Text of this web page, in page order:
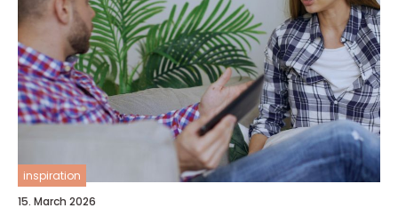
inspiration
15. March 2026